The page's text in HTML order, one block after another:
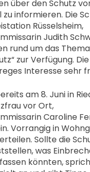
über den Schutz
zu informieren. Die
Rüsselsheim,
Judith
rund um das Thema
zur Verfügung.
Interesse sehr
am 8. Juni in
vor Ort,
Caroline
Vorrangig in
Sollte die
was
könnten,